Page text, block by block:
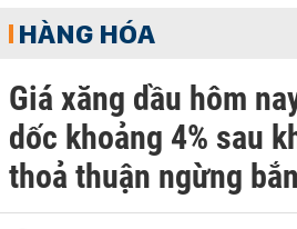
HÀNG HÓA
Giá xăng dầu hôm
dốc khoảng 4% sau
thoả thuận ngừng bắn